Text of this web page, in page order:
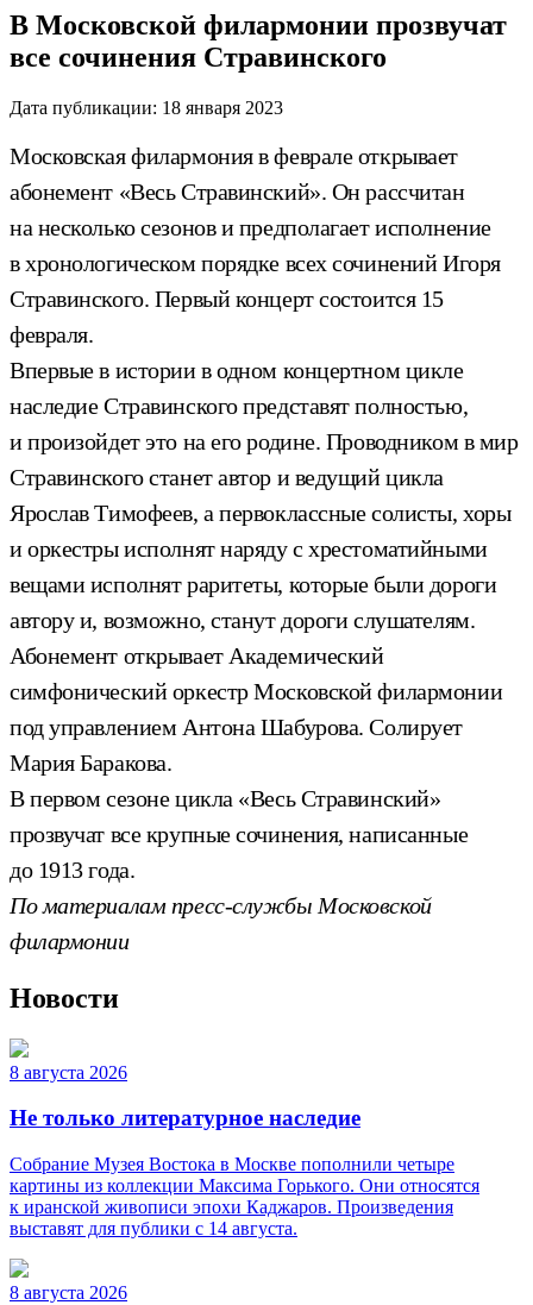
В Московской филармонии прозвучат
все сочинения Стравинского
Дата публикации: 18 января 2023
Московская филармония в феврале открывает
абонемент «Весь Стравинский». Он рассчитан
на несколько сезонов и предполагает исполнение
в хронологическом порядке всех сочинений Игоря
Стравинского. Первый концерт состоится 15
февраля.
Впервые в истории в одном концертном цикле
наследие Стравинского представят полностью,
и произойдет это на его родине. Проводником в мир
Стравинского станет автор и ведущий цикла
Ярослав Тимофеев, а первоклассные солисты, хоры
и оркестры исполнят наряду с хрестоматийными
вещами исполнят раритеты, которые были дороги
автору и, возможно, станут дороги слушателям.
Абонемент открывает Академический
симфонический оркестр Московской филармонии
под управлением Антона Шабурова. Солирует
Мария Баракова.
В первом сезоне цикла «Весь Стравинский»
прозвучат все крупные сочинения, написанные
до 1913 года.
По материалам пресс-службы Московской
филармонии
Новости
8 августа 2026
Не только литературное наследие
Собрание Музея Востока в Москве пополнили четыре
картины из коллекции Максима Горького. Они относятся
к иранской живописи эпохи Каджаров. Произведения
выставят для публики с 14 августа.
8 августа 2026